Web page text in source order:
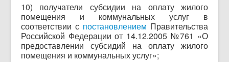
10) получатели субсидии на оплату жилого
помещения и коммунальных услуг в
соответствии с постановлением Правительства
Российской Федерации от 14.12.2005 №761 «О
предоставлении субсидий на оплату жилого
помещения и коммунальных услуг»;